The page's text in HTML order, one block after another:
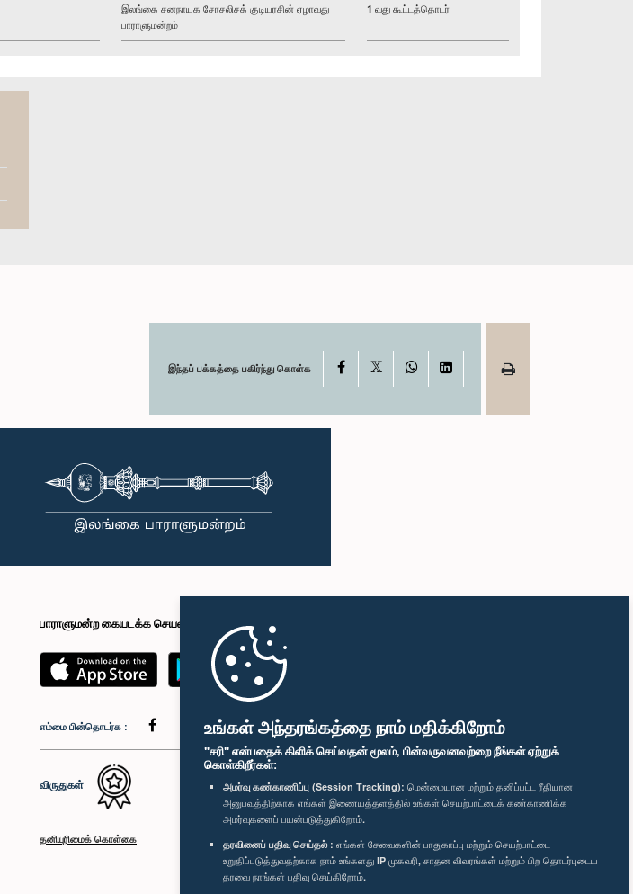
உங்கள் அந்தரங்கத்தை நாம் மதிக்கிறோம்
"சரி" என்பதைக் கிளிக் செய்வதன் மூலம், பின்வருவனவற்றை நீங்கள் ஏற்றுக்
கொள்கிறீர்கள்:
அமர்வு கண்காணிப்பு (Session Tracking): மென்மையான மற்றும் தனிப்பட்ட ரீதியான
அனுபவத்திற்காக எங்கள் இணையத்தளத்தில் உங்கள் செயற்பாட்டைக் கண்காணிக்க
அமர்வுகளைப் பயன்படுத்துகிறோம்.
தரவினைப் பதிவு செய்தல் : எங்கள் சேவைகளின் பாதுகாப்பு மற்றும் செயற்பாட்டை
உறுதிப்படுத்துவதற்காக நாம் உங்களது IP முகவரி, சாதன விவரங்கள் மற்றும் பிற தொடர்புடைய
தரவை நாங்கள் பதிவு செய்கிறோம்.
இலங்கை சனநாயக சோசலிசக் குடியரசின் ஏழாவது
பாராளுமன்றம்
1 வது கூட்டத்தொடர்
இந்தப் பக்கத்தை பகிர்ந்து கொள்க Facebook WhatsAppLinkedIn
பாராளுமன்ற கையடக்க செயலி
எம்மை பின்தொடர்க :
விருதுகள்
தனியுரிமைக் கொள்கை